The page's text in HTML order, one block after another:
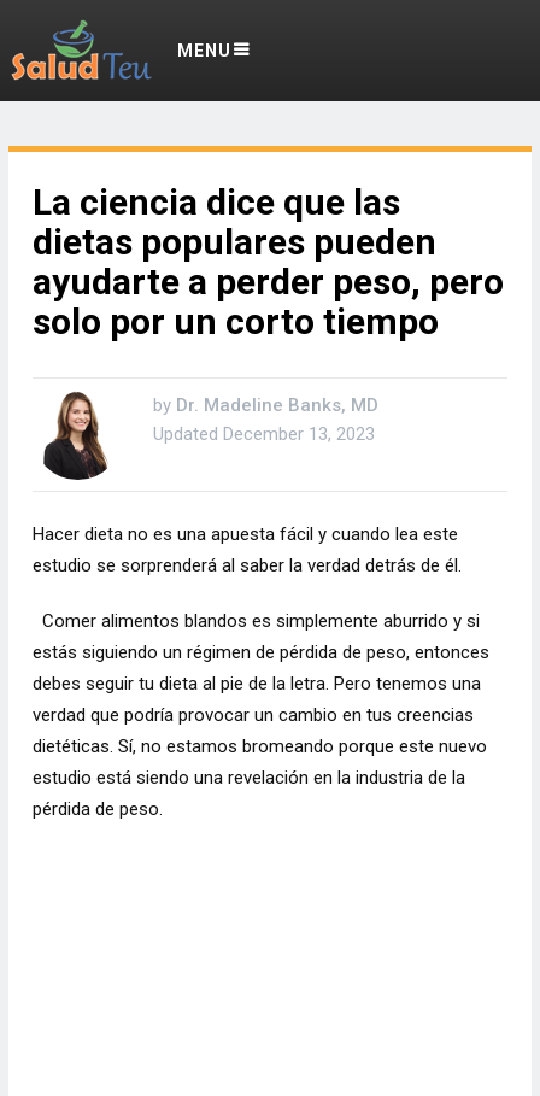
MENU
La ciencia dice que las
dietas populares pueden
ayudarte a perder peso, pero
solo por un corto tiempo
by Dr. Madeline Banks, MD
Updated December 13, 2023
Hacer dieta no es una apuesta fácil y cuando lea este
estudio se sorprenderá al saber la verdad detrás de él.
Comer alimentos blandos es simplemente aburrido y si
estás siguiendo un régimen de pérdida de peso, entonces
debes seguir tu dieta al pie de la letra. Pero tenemos una
verdad que podría provocar un cambio en tus creencias
dietéticas. Sí, no estamos bromeando porque este nuevo
estudio está siendo una revelación en la industria de la
pérdida de peso.